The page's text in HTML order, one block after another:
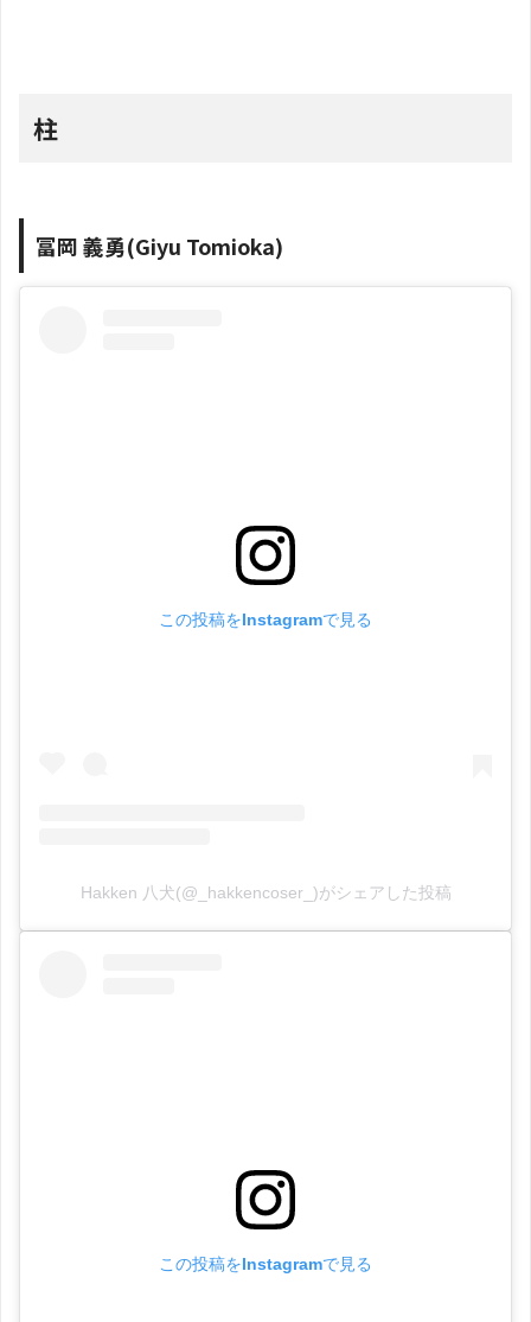
柱
冨岡 義勇(Giyu Tomioka)
この投稿をInstagramで見る
Hakken 八犬(@_hakkencoser_)がシェアした投稿
この投稿をInstagramで見る